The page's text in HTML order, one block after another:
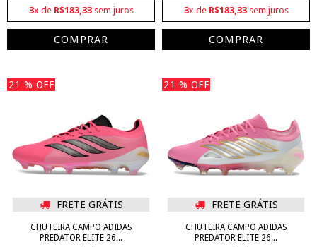
3x de R$183,33sem juros
COMPRAR
3x de R$183,33sem juros
COMPRAR
21 % OFF
FRETE GRÁTIS
CHUTEIRA CAMPO ADIDAS
PREDATOR ELITE 26...
21 % OFF
FRETE GRÁTIS
CHUTEIRA CAMPO ADIDAS
PREDATOR ELITE 26...